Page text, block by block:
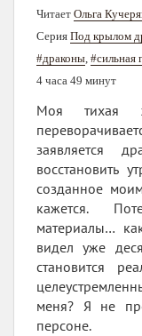
Читает Ольга
Серия Под крылом
#драконы, #сильная
4 часа 49 минут
Моя тихая
заявляется
восстановить
созданное
кажется.
материалы…
видел уже
становится
меня? Я не
персоне.